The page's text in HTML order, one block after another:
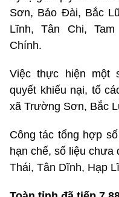
Sơn, Bảo Đài, Bắc
Lĩnh, Tân Chi,
Chính.
Việc thực hiện một
quyết khiếu nại, tố
xã Trường Sơn, Bắc
Công tác tổng hợp
hạn chế, số liệu chưa
Thái, Tân Dĩnh, Hạp